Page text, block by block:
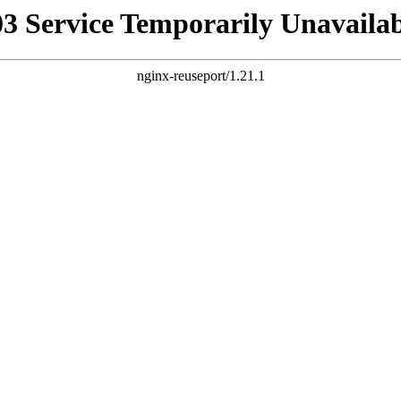
Service Temporarily
nginx-reuseport/1.21.1